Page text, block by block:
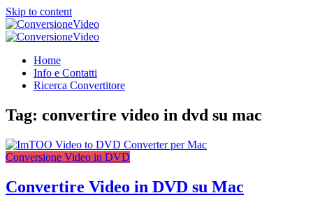
Skip to content
ConversioneVideo
Video Converter Software Offline App
Home
Info e Contatti
Ricerca Convertitore
Tag: convertire video in dvd su mac
Conversione Video in DVD
Convertire Video in DVD su Mac